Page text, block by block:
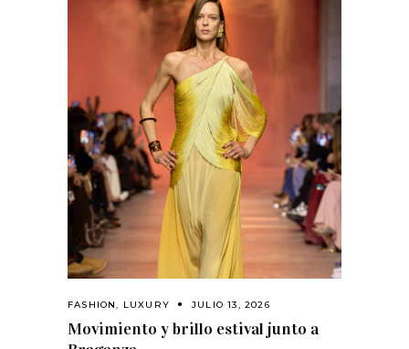
FASHION, LUXURY JULIO 13, 2026
Movimiento y brillo estival junto a